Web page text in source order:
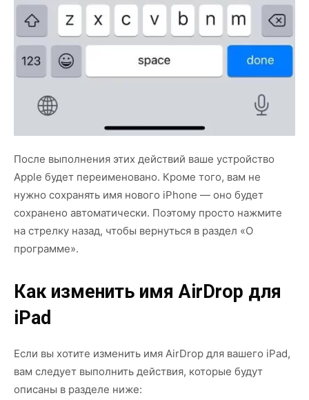
После выполнения этих действий ваше устройство
Apple будет переименовано. Кроме того, вам не
нужно сохранять имя нового iPhone — оно будет
сохранено автоматически. Поэтому просто нажмите
на стрелку назад, чтобы вернуться в раздел «О
программе».
Как изменить имя AirDrop для
iPad
Если вы хотите изменить имя AirDrop для вашего iPad,
вам следует выполнить действия, которые будут
описаны в разделе ниже: